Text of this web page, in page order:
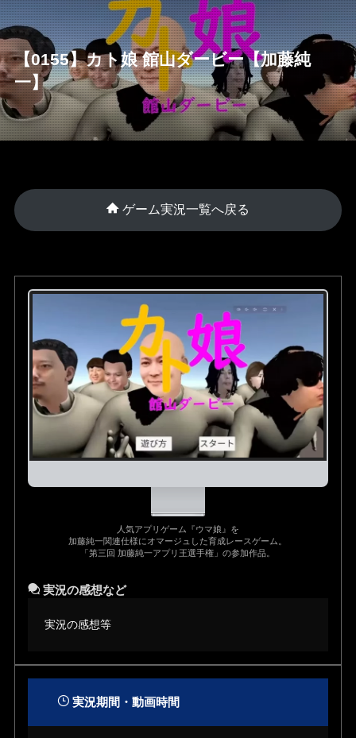
【0155】カト娘 館山ダービー【加藤純
一】
ゲーム実況一覧へ戻る
人気アプリゲーム『ウマ娘』を
加藤純一関連仕様にオマージュした育成レースゲーム。
「第三回 加藤純一アプリ王選手権」の参加作品。
実況の感想など
実況の感想等
実況期間・動画時間